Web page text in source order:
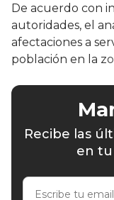
De acuerdo con
autoridades, el
afectaciones a
población en la
Recibe las
en
Escribe